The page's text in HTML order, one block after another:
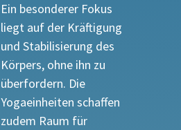
Ein besonderer Fokus
liegt auf der Kräftigung
und Stabilisierung des
Körpers, ohne ihn zu
überfordern. Die
Yogaeinheiten schaffen
zudem Raum für